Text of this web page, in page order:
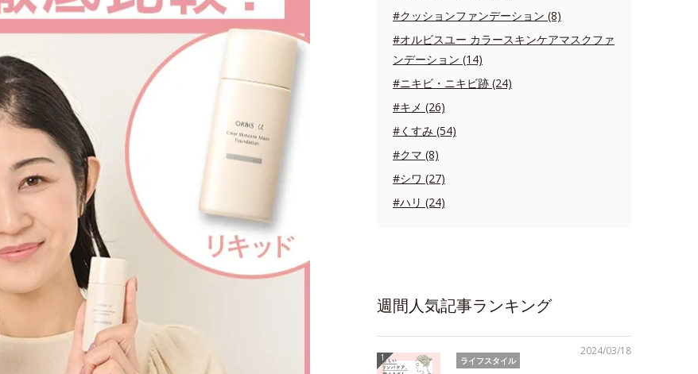
#クッションファンデーション (8)
#オルビスユー カラースキンケアマスクファ
ンデーション (14)
#ニキビ・ニキビ跡 (24)
#キメ (26)
#くすみ (54)
#クマ (8)
#シワ (27)
#ハリ (24)
週間人気記事ランキング
2024/03/18
ライフスタイル